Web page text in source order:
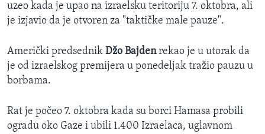
uzeo kada je upao na izraelsku teritoriju 7. oktobra, ali
je izjavio da je otvoren za "taktičke male pauze".
Američki predsednik Džo Bajdenrekao je u utorak da
je od izraelskog premijera u ponedeljak tražio pauzu u
borbama.
Rat je počeo 7. oktobra kada su borci Hamasa probili
ogradu oko Gaze i ubili 1.400 Izraelaca, uglavnom